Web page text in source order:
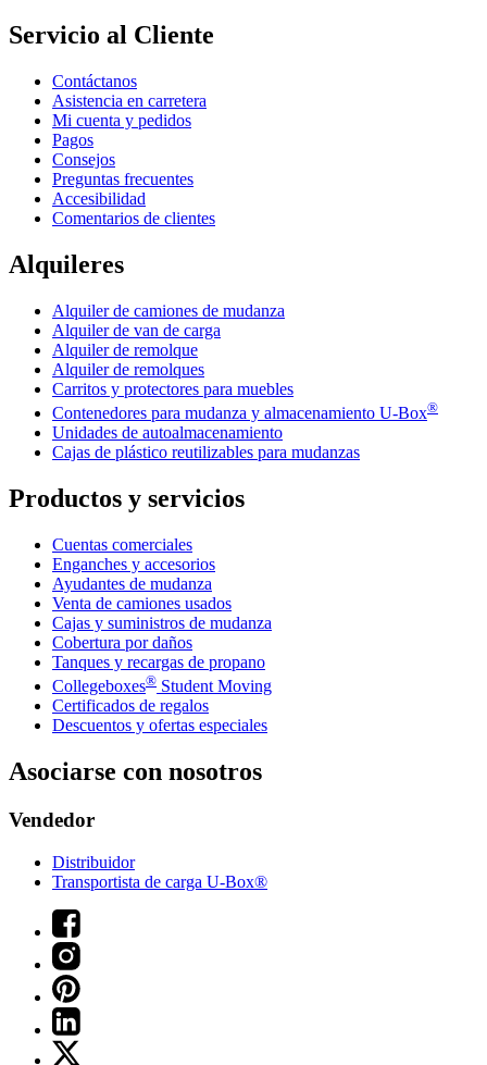
Servicio al Cliente
Contáctanos
Asistencia en carretera
Mi cuenta y pedidos
Pagos
Consejos
Preguntas frecuentes
Accesibilidad
Comentarios de clientes
Alquileres
Alquiler de camiones de mudanza
Alquiler de van de carga
Alquiler de remolque
Alquiler de remolques
Carritos y protectores para muebles
Contenedores para mudanza y almacenamiento U-Box®
Unidades de autoalmacenamiento
Cajas de plástico reutilizables para mudanzas
Productos y servicios
Cuentas comerciales
Enganches y accesorios
Ayudantes de mudanza
Venta de camiones usados
Cajas y suministros de mudanza
Cobertura por daños
Tanques y recargas de propano
Collegeboxes® Student Moving
Certificados de regalos
Descuentos y ofertas especiales
Asociarse con nosotros
Vendedor
Distribuidor
Transportista de carga U-Box®